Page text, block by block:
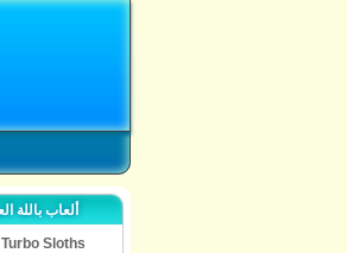
ألعاب باللة
Turbo Sloths